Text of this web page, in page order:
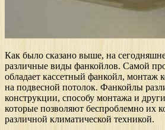
Как было сказано выше, на
различные виды фанкойлов. Самой
обладает кассетный фанкойл, монтаж
на подвесной потолок. Фанкойлы
конструкции, способу монтажа и
которые позволяют беспроблемно их
различной климатической техникой.